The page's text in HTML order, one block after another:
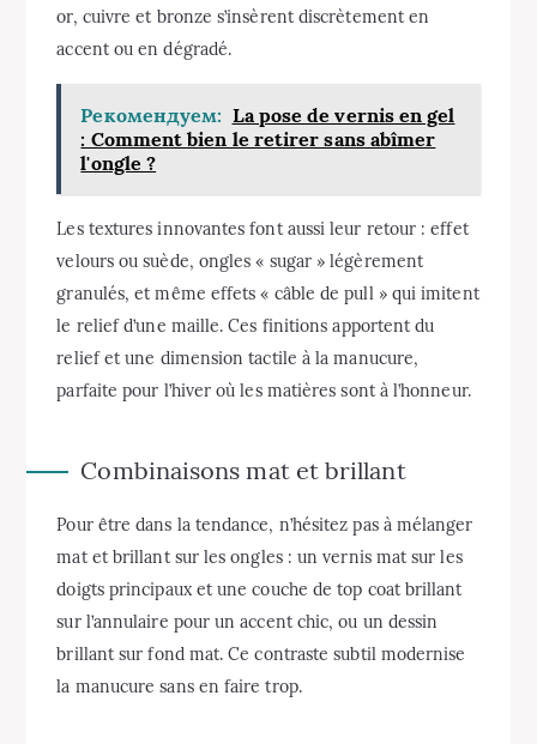
or, cuivre et bronze s’insèrent discrètement en
accent ou en dégradé.
Рекомендуем: La pose de vernis en gel
: Comment bien le retirer sans abîmer
l'ongle ?
Les textures innovantes font aussi leur retour : effet
velours ou suède, ongles « sugar » légèrement
granulés, et même effets « câble de pull » qui imitent
le relief d’une maille. Ces finitions apportent du
relief et une dimension tactile à la manucure,
parfaite pour l’hiver où les matières sont à l’honneur.
Combinaisons mat et brillant
Pour être dans la tendance, n’hésitez pas à mélanger
mat et brillant sur les ongles : un vernis mat sur les
doigts principaux et une couche de top coat brillant
sur l’annulaire pour un accent chic, ou un dessin
brillant sur fond mat. Ce contraste subtil modernise
la manucure sans en faire trop.